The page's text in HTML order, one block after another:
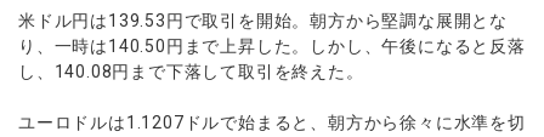
Tiếng Việt
米ドル円は139.53円で取引を開始。朝方から堅調な展開とな
り、一時は140.50円まで上昇した。しかし、午後になると反落
し、140.08円まで下落して取引を終えた。
ユーロドルは1.1207ドルで始まると、朝方から徐々に水準を切